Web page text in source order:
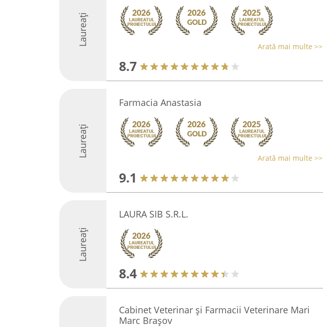
Laureați Arată mai multe >>
8.7
Laureați
Farmacia Anastasia
Arată mai multe >>
9.1
Laureați
LAURA SIB S.R.L.
8.4
Cabinet Veterinar și Farmacii Veterinare Mari
Marc Brașov